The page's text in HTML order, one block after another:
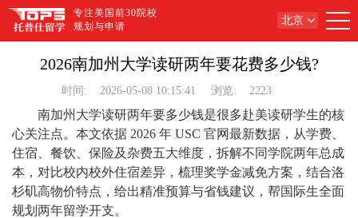
专注美国前30院校
规划与申请
北京
2026南加州大学读研两年要花费多少钱?
时间: 2026-05-08 10:15:41 浏览: 2223
南加州大学读研两年要多少钱是很多赴美读研学生的核
心关注点。本文依据 2026 年 USC 官网最新数据，从学费、
住宿、餐饮、保险及杂费五大维度，拆解不同学院两年总成
本，对比校内校外住宿差异，梳理奖学金减免方案，结合洛
杉矶高物价特点，给出精准预算与省钱建议，帮国际生全面
规划两年留学开支。